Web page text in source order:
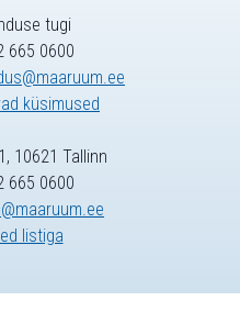
tugi
665 0600
küsimused
10621 Tallinn
665 0600
listiga